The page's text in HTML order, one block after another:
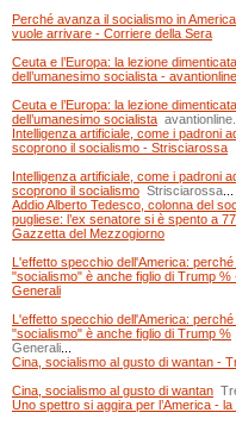
Perché avanza il socialismo in
vuole arrivare - Corriere della Sera
Ceuta e l’Europa: la lezione dimenticata
dell’umanesimo socialista -
Ceuta e l’Europa: la lezione dimenticata
dell’umanesimo socialista
Intelligenza artificiale, come i padroni
scoprono il socialismo - Strisciarossa
Intelligenza artificiale, come i padroni
scoprono il socialismo Strisciarossa
Addio Alberto Tedesco, colonna del
pugliese: l’ex senatore si è spento a
Gazzetta del Mezzogiorno
L'effetto specchio dell'America: perché
"socialismo" è anche figlio di Trump %
Generali
L'effetto specchio dell'America: perché
"socialismo" è anche figlio di Trump %
Generali
Cina, socialismo al gusto di wantan -
Cina, socialismo al gusto di wantan
Uno spettro si aggira per l’America -